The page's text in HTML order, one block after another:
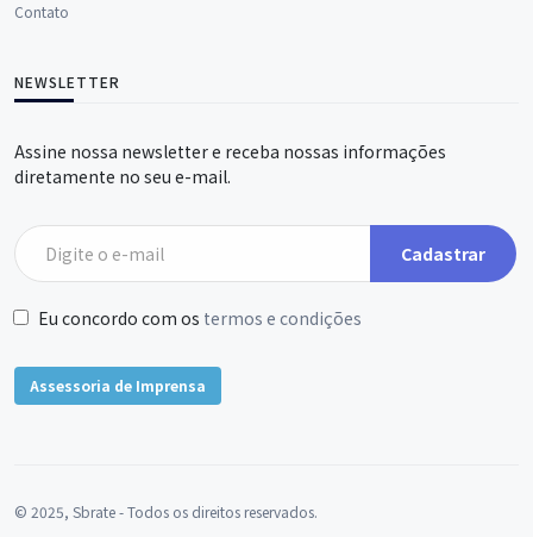
Contato
NEWSLETTER
Assine nossa newsletter e receba nossas informações
diretamente no seu e-mail.
Cadastrar
Eu concordo com os termos e condições
Assessoria de Imprensa
© 2025, Sbrate - Todos os direitos reservados.